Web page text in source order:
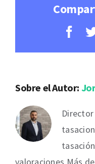
Sobre el Autor:
valoraciones Más